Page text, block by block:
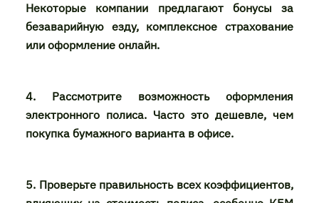
Некоторые компании предлагают бонусы за
безаварийную езду, комплексное страхование
или оформление онлайн.
4. Рассмотрите возможность оформления
электронного полиса. Часто это дешевле, чем
покупка бумажного варианта в офисе.
5. Проверьте правильность всех коэффициентов,